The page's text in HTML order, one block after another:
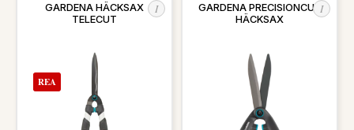
I
GARDENA HÄCKSAX
TELECUT
REA
I
GARDENA PRECISIONCUT
HÄCKSAX